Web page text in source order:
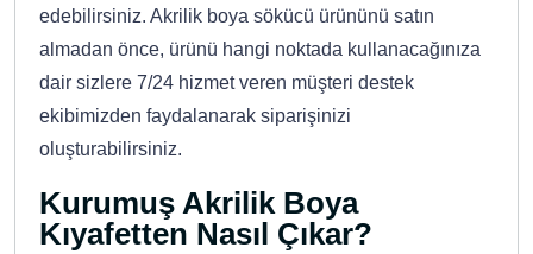
edebilirsiniz. Akrilik boya sökücü ürününü satın
almadan önce, ürünü hangi noktada kullanacağınıza
dair sizlere 7/24 hizmet veren müşteri destek
ekibimizden faydalanarak siparişinizi
oluşturabilirsiniz.
Kurumuş Akrilik Boya
Kıyafetten Nasıl Çıkar?